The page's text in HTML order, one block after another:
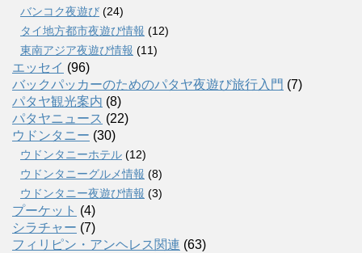
バンコク夜遊び (24)
タイ地方都市夜遊び情報 (12)
東南アジア夜遊び情報 (11)
エッセイ (96)
バックパッカーのためのパタヤ夜遊び旅行入門 (7)
パタヤ観光案内 (8)
パタヤニュース (22)
ウドンタニー (30)
ウドンタニーホテル (12)
ウドンタニーグルメ情報 (8)
ウドンタニー夜遊び情報 (3)
プーケット (4)
シラチャー (7)
フィリピン・アンヘレス関連 (63)